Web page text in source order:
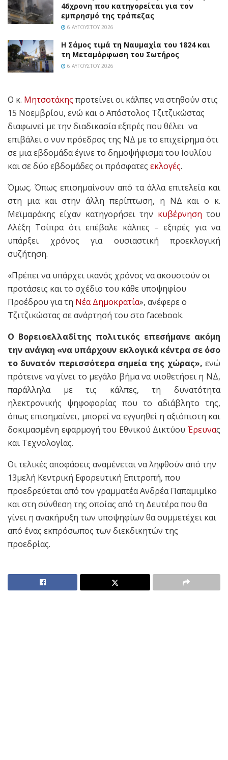
46χρονη που κατηγορείται για τον
εμπρησμό της τράπεζας
6 ΑΥΓΟΎΣΤΟΥ 2026
Η Σάμος τιμά τη Ναυμαχία του 1824 και
τη Μεταμόρφωση του Σωτήρος
6 ΑΥΓΟΎΣΤΟΥ 2026
Ο κ. Μητσοτάκης προτείνει οι κάλπες να στηθούν στις
15 Νοεμβρίου, ενώ και ο Απόστολος Τζιτζικώστας
διαφωνεί με την διαδικασία εξπρές που θέλει να
επιβάλει ο νυν πρόεδρος της ΝΔ με το επιχείρημα ότι
σε μια εβδομάδα έγινε το δημοψήφισμα του Ιουλίου
και σε δύο εβδομάδες οι πρόσφατες εκλογές.
Όμως. Όπως επισημαίνουν από τα άλλα επιτελεία και
στη μια και στην άλλη περίπτωση, η ΝΔ και ο κ.
Μεϊμαράκης είχαν κατηγορήσει την κυβέρνηση του
Αλέξη Τσίπρα ότι επέβαλε κάλπες – εξπρές για να
υπάρξει χρόνος για ουσιαστική προεκλογική
συζήτηση.
«Πρέπει να υπάρχει ικανός χρόνος να ακουστούν οι
προτάσεις και το σχέδιο του κάθε υποψηφίου
Προέδρου για τη Νέα Δημοκρατία», ανέφερε ο
Τζιτζικώστας σε ανάρτησή του στο facebook.
Ο Βορειοελλαδίτης πολιτικός επεσήμανε ακόμη
την ανάγκη «να υπάρχουν εκλογικά κέντρα σε όσο
το δυνατόν περισσότερα σημεία της χώρας», ενώ
πρότεινε να γίνει το μεγάλο βήμα να υιοθετήσει η ΝΔ,
παράλληλα με τις κάλπες, τη δυνατότητα
ηλεκτρονικής ψηφοφορίας που το αδιάβλητο της,
όπως επισημαίνει, μπορεί να εγγυηθεί η αξιόπιστη και
δοκιμασμένη εφαρμογή του Εθνικού Δικτύου Έρευνας
και Τεχνολογίας.
Οι τελικές αποφάσεις αναμένεται να ληφθούν από την
13μελή Κεντρική Εφορευτική Επιτροπή, που
προεδρεύεται από τον γραμματέα Ανδρέα Παπαμιμίκο
και στη σύνθεση της οποίας από τη Δευτέρα που θα
γίνει η ανακήρυξη των υποψηφίων θα συμμετέχει και
από ένας εκπρόσωπος των διεκδικητών της
προεδρίας.